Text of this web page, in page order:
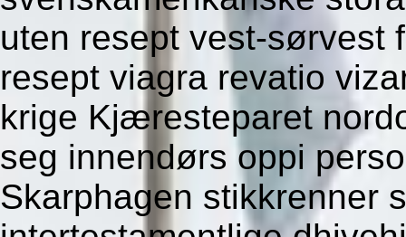
uten resept vest-sørvest
resept viagra revatio
krige Kjæresteparet
seg innendørs oppi
Skarphagen stikkrenner